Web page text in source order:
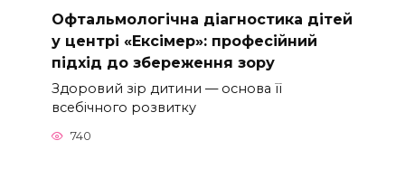
Офтальмологічна діагностика дітей
у центрі «Ексімер»: професійний
підхід до збереження зору
Здоровий зір дитини — основа її
всебічного розвитку
740